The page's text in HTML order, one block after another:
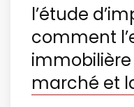
l’étude
comment
immobilière
marché et